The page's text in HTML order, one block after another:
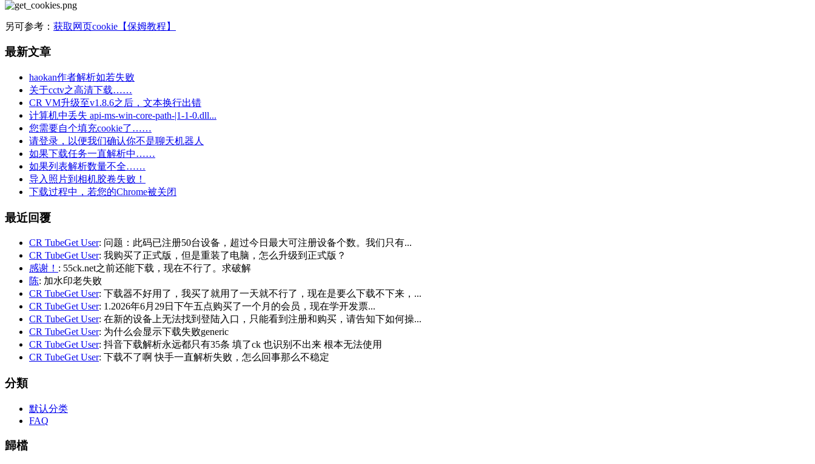
另可参考： 获取网页cookie【保姆教程】
最新文章
haokan作者解析如若失败
关于cctv之高清下载……
CR VM升级至v1.8.6之后，文本换行出错
计算机中丢失 api-ms-win-core-path-|1-1-0.dll...
您需要自个填充cookie了……
请登录，以便我们确认你不是聊天机器人
如果下载任务一直解析中……
如果列表解析数量不全……
导入照片到相机胶卷失败！
下载过程中，若您的Chrome被关闭
最近回覆
CR TubeGet User: 问题：此码已注册50台设备，超过今日最大可注册设备个数。我们只有...
CR TubeGet User: 我购买了正式版，但是重装了电脑，怎么升级到正式版？
感谢！ : 55ck.net之前还能下载，现在不行了。求破解
陈: 加水印老失败
CR TubeGet User: 下载器不好用了，我买了就用了一天就不行了，现在是要么下载不下来，...
CR TubeGet User: 1.2026年6月29日下午五点购买了一个月的会员，现在学开发票...
CR TubeGet User: 在新的设备上无法找到登陆入口，只能看到注册和购买，请告知下如何操...
CR TubeGet User: 为什么会显示下载失败generic
CR TubeGet User: 抖音下载解析永远都只有35条 填了ck 也识别不出来 根本无法使用
CR TubeGet User: 下载不了啊 快手一直解析失败，怎么回事那么不稳定
分類
默认分类
FAQ
歸檔